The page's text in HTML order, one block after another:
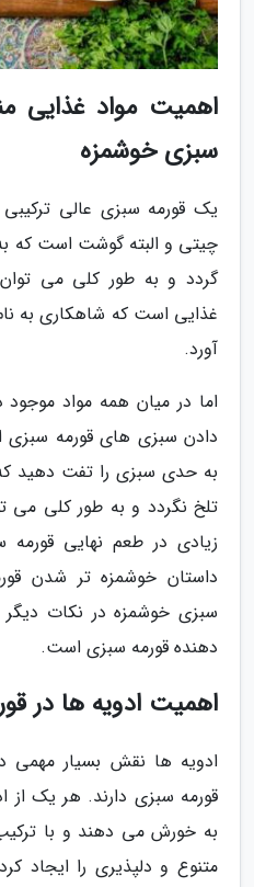
اهمیت مواد غذایی
سبزی خوشمزه
یک قورمه سبزی عالی ترکیبی
چیتی و البته گوشت است که
گردد و به طور کلی می
غذایی است که شاهکاری به
آورد.
اما در میان همه مواد
دادن سبزی های قورمه سبزی
به حدی سبزی را تفت دهید که
تلخ نگردد و به طور کلی می
زیادی در طعم نهایی
داستان خوشمزه تر شدن
سبزی خوشمزه در نکات دیگر
دهنده قورمه سبزی است.
اهمیت ادویه ها در
ادویه ها نقش بسیار مهمی
قورمه سبزی دارند. هر یک
به خورش می دهند و با
متنوع و دلپذیری را ایجاد